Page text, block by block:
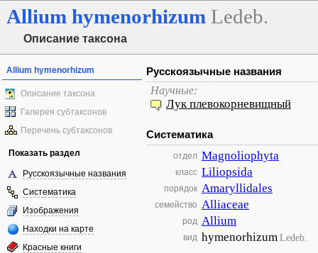
Allium hymenorhizum Ledeb.
Описание таксона
Allium hymenorhizum
Описание таксона
Галерея субтаксонов
Перечень субтаксонов
Показать раздел
Русскоязычные названия
Систематика
Изображения
Находки на карте
Красные книги
Русскоязычные названия
Научные:
Лук плевокорневищный
Систематика
отдел Magnoliophyta
класс Liliopsida
порядок Amaryllidales
семейство Alliaceae
род Allium
вид hymenorhizumLedeb.